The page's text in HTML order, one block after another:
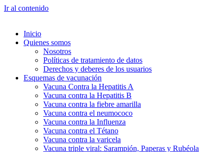
Ir al contenido
Inicio
Quienes somos
Nosotros
Políticas de tratamiento de datos
Derechos y deberes de los usuarios
Esquemas de vacunación
Vacuna Contra la Hepatitis A
Vacuna contra la Hepatitis B
Vacuna contra la fiebre amarilla
Vacuna contra el neumococo
Vacuna contra la Influenza
Vacuna contra el Tétano
Vacuna contra la varicela
Vacuna triple viral: Sarampión, Paperas y Rubéola